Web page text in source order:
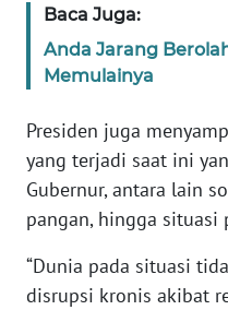
Baca Juga:
Anda Jarang
Memulainya
Presiden juga
yang terjadi saat ini
Gubernur, antara lain
pangan, hingga situasi
“Dunia pada situasi
disrupsi kronis akibat
WN
WN
PAPUA
BARAT
WN
RIAU